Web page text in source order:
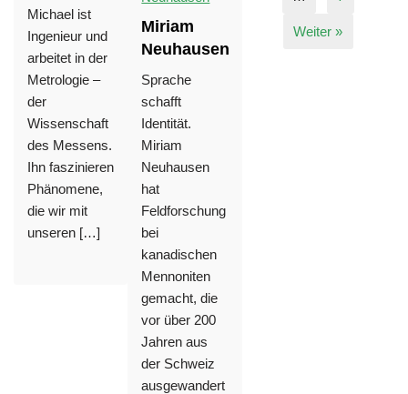
Michael ist
Ingenieur und
arbeitet in der
Metrologie –
der
Wissenschaft
des Messens.
Ihn faszinieren
Phänomene,
die wir mit
unseren […]
Miriam
Neuhausen
Sprache
schafft
Identität.
Miriam
Neuhausen
hat
Feldforschung
bei
kanadischen
Mennoniten
gemacht, die
vor über 200
Jahren aus
der Schweiz
ausgewandert
Weiter »